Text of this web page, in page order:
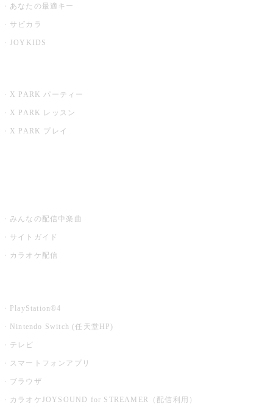
あなたの最適キー
サビカラ
JOYKIDS
X PARK パーティー
X PARK レッスン
X PARK プレイ
みんなの配信中楽曲
サイトガイド
カラオケ配信
PlayStation®4
Nintendo Switch (任天堂HP)
テレビ
スマートフォンアプリ
ブラウザ
カラオケJOYSOUND for STREAMER（配信利用）